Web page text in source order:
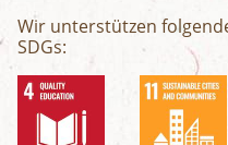
Wir unterstützen
SDGs: